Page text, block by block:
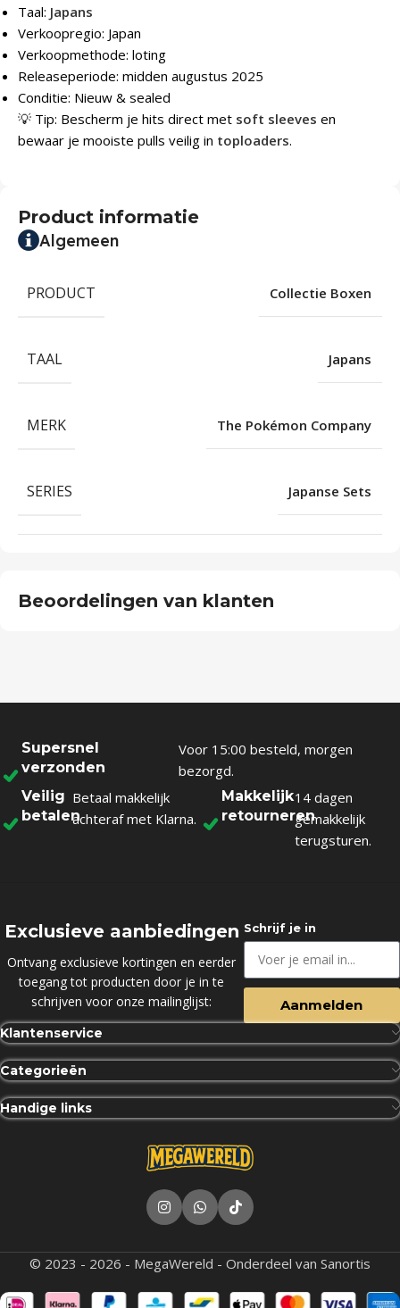
Taal: Japans
Verkoopregio: Japan
Verkoopmethode: loting
Releaseperiode: midden augustus 2025
Conditie: Nieuw & sealed
💡 Tip: Bescherm je hits direct met soft sleeves en
bewaar je mooiste pulls veilig in toploaders.
Product informatie
Algemeen
PRODUCT Collectie Boxen
TAAL Japans
MERK The Pokémon Company
SERIES Japanse Sets
Beoordelingen van klanten
Supersnel
verzonden
Voor 15:00 besteld, morgen
bezorgd.
Veilig
betalen
Betaal makkelijk
achteraf met Klarna.
Makkelijk
retourneren
14 dagen
gemakkelijk
terugsturen.
Exclusieve aanbiedingen
Ontvang exclusieve kortingen en eerder
toegang tot producten door je in te
schrijven voor onze mailinglijst:
Schrijf je in
Aanmelden
Klantenservice
Categorieën
Handige links
© 2023 - 2026 - MegaWereld - Onderdeel van Sanortis